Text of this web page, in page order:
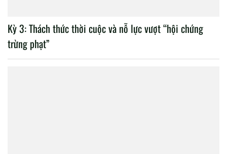
Kỳ 3: Thách thức thời cuộc và nỗ lực vượt “hội chứng
trừng phạt”